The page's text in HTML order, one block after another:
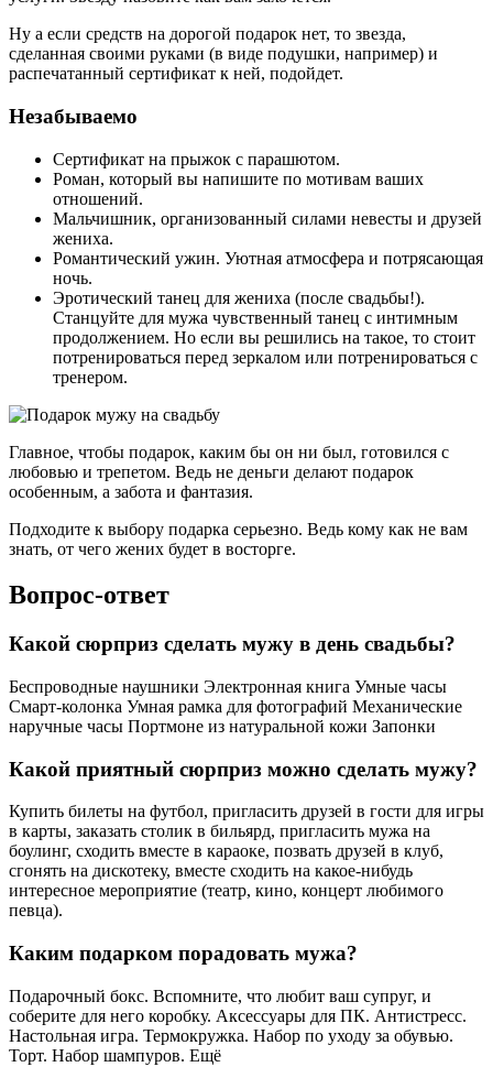
Ну а если средств на дорогой подарок нет, то звезда,
сделанная своими руками (в виде подушки, например) и
распечатанный сертификат к ней, подойдет.
Незабываемо
Сертификат на прыжок с парашютом.
Роман, который вы напишите по мотивам ваших
отношений.
Мальчишник, организованный силами невесты и друзей
жениха.
Романтический ужин. Уютная атмосфера и потрясающая
ночь.
Эротический танец для жениха (после свадьбы!).
Станцуйте для мужа чувственный танец с интимным
продолжением. Но если вы решились на такое, то стоит
потренироваться перед зеркалом или потренироваться с
тренером.
Главное, чтобы подарок, каким бы он ни был, готовился с
любовью и трепетом. Ведь не деньги делают подарок
особенным, а забота и фантазия.
Подходите к выбору подарка серьезно. Ведь кому как не вам
знать, от чего жених будет в восторге.
Вопрос-ответ
Какой сюрприз сделать мужу в день свадьбы?
Беспроводные наушники Электронная книга Умные часы
Смарт-колонка Умная рамка для фотографий Механические
наручные часы Портмоне из натуральной кожи Запонки
Какой приятный сюрприз можно сделать мужу?
Купить билеты на футбол, пригласить друзей в гости для игры
в карты, заказать столик в бильярд, пригласить мужа на
боулинг, сходить вместе в караоке, позвать друзей в клуб,
сгонять на дискотеку, вместе сходить на какое-нибудь
интересное мероприятие (театр, кино, концерт любимого
певца).
Каким подарком порадовать мужа?
Подарочный бокс. Вспомните, что любит ваш супруг, и
соберите для него коробку. Аксессуары для ПК. Антистресс.
Настольная игра. Термокружка. Набор по уходу за обувью.
Торт. Набор шампуров. Ещё